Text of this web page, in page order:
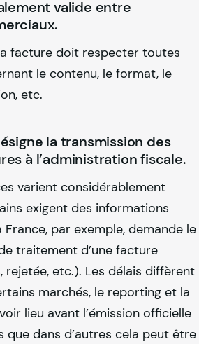
valide entre
facture doit respecter toutes
le contenu, le format, le
etc.
la transmission des
à l’administration fiscale.
varient considérablement
exigent des informations
par exemple, demande le
traitement d’une facture
rejetée, etc.). Les délais diffèrent
marchés, le reporting et la
lieu avant l’émission officielle
que dans d’autres cela peut être